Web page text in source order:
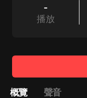
-
播放
概覽 聲音